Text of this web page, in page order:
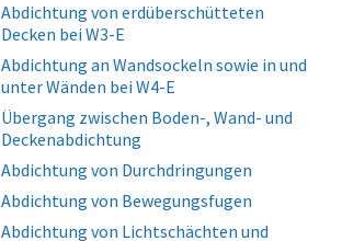
Abdichtung von erdüberschütteten
Decken bei W3-E
Abdichtung an Wandsockeln sowie in und
unter Wänden bei W4-E
Übergang zwischen Boden-, Wand- und
Deckenabdichtung
Abdichtung von Durchdringungen
Abdichtung von Bewegungsfugen
Abdichtung von Lichtschächten und